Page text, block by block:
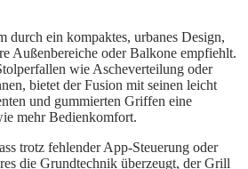
durch ein kompaktes, urbanes Design,
Außenbereiche oder Balkone empfiehlt.
wie Ascheverteilung oder
bietet der Fusion mit seinen leicht
und gummierten Griffen eine
mehr Bedienkomfort.
trotz fehlender App-Steuerung oder
die Grundtechnik überzeugt, der Grill